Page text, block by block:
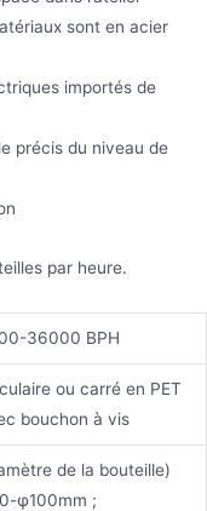
sont en acier
importés de
précis du niveau de
par heure.
36000 BPH
ou carré en PET
bouchon à vis
de la bouteille)
φ100mm ;